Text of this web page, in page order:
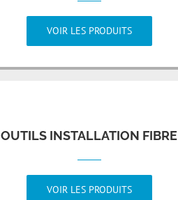
VOIR LES PRODUITS
OUTILS INSTALLATION FIBRE
VOIR LES PRODUITS